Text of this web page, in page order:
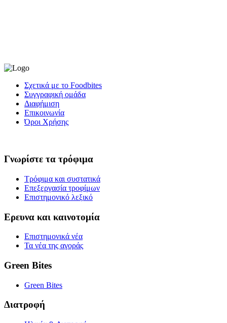
Σχετικά με το Foodbites
Συγγραφική ομάδα
Διαφήμιση
Επικοινωνία
Όροι Χρήσης
Γνωρίστε τα τρόφιμα
Τρόφιμα και συστατικά
Επεξεργασία τροφίμων
Επιστημονικό λεξικό
Ερευνα και καινοτομία
Επιστημονικά νέα
Τα νέα της αγοράς
Green Bites
Green Bites
Διατροφή